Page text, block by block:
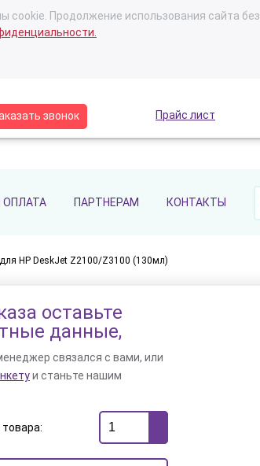
Продолжение использования сайта
звонок Прайс лист
ОПЛАТА ПАРТНЕРАМ КОНТАКТЫ
HP DeskJet Z2100/Z3100 (130мл)
оставьте
данные,
связался с вами, или
и станьте нашим